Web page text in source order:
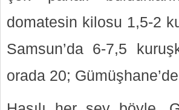
domatesin kilosu 1,5-2
Samsun’da 6-7,5
orada 20;